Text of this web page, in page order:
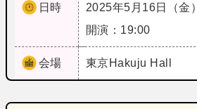
日時
2025年5月16日（金）
開演：19:00
会場 東京Hakuju Hall